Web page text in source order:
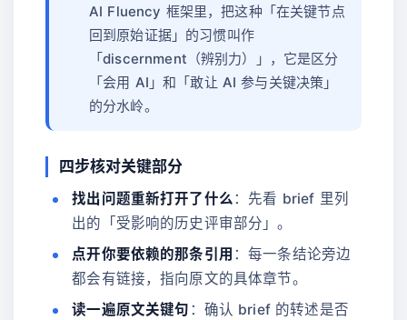
AI Fluency 框架里，把这种「在关键节点
回到原始证据」的习惯叫作
「discernment（辨别力）」，它是区分
「会用 AI」和「敢让 AI 参与关键决策」
的分水岭。
四步核对关键部分
找出问题重新打开了什么：先看 brief 里列
出的「受影响的历史评审部分」。
点开你要依赖的那条引用 ：每一条结论旁边
都会有链接，指向原文的具体章节。
读一遍原文关键句 ：确认 brief 的转述是否